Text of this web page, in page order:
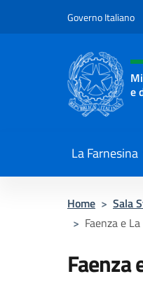
Governo Italiano
e
La Farnesina
Home > Sala
> Faenza e
Faenza